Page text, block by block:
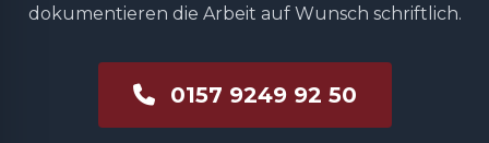
dokumentieren die Arbeit auf Wunsch schriftlich.
0157 9249 92 50